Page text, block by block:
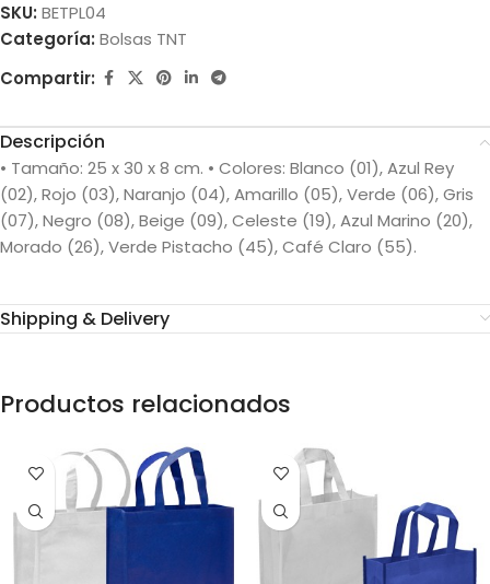
SKU: BETPL04
Categoría: Bolsas TNT
Compartir:
Descripción
• Tamaño: 25 x 30 x 8 cm. • Colores: Blanco (01), Azul Rey
(02), Rojo (03), Naranjo (04), Amarillo (05), Verde (06), Gris
(07), Negro (08), Beige (09), Celeste (19), Azul Marino (20),
Morado (26), Verde Pistacho (45), Café Claro (55).
Shipping & Delivery
Productos relacionados